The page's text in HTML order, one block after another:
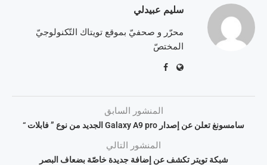
سليم عبيدلي
محرّر و صحفيّ بموقع تويتاك التّكنولوجيّ
المختصّ
المنشور السابق
سامسونغ تعلن عن إصدار Galaxy A9 pro الجديد من نوع ” فابلات “
المنشور التالي
شبكة تويتر تكشف عن إضافة جديدة خاصّة بضعاف البصر